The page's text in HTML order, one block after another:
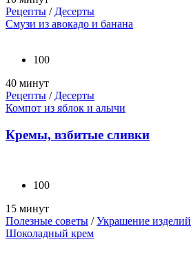
Рецепты / Десерты
Смузи из авокадо и банана
100
40 минут
Рецепты / Десерты
Компот из яблок и алычи
Кремы, взбитые сливки
100
15 минут
Полезные советы /Украшение изделий
Шоколадный крем